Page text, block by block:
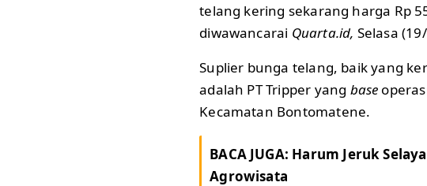
telang kering sekarang harga Rp
diwawancarai Quarta.id, Selasa
Suplier bunga telang, baik yang
adalah PT Tripper yang base
Kecamatan Bontomatene.
BACA JUGA: Harum Jeruk
Agrowisata